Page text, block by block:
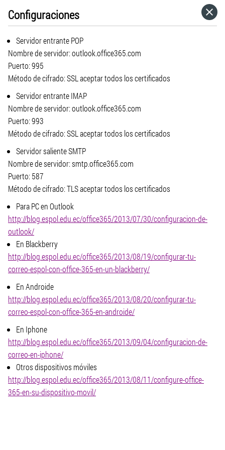
Configuraciones
Servidor entrante POP
Nombre de servidor: outlook.office365.com
Puerto: 995
Método de cifrado: SSL aceptar todos los certificados
Servidor entrante IMAP
Nombre de servidor: outlook.office365.com
Puerto: 993
Método de cifrado: SSL aceptar todos los certificados
Servidor saliente SMTP
Nombre de servidor: smtp.office365.com
Puerto: 587
Método de cifrado: TLS aceptar todos los certificados
Para PC en Outlook
http://blog.espol.edu.ec/office365/2013/07/30/configuracion-de-
outlook/
En Blackberry
http://blog.espol.edu.ec/office365/2013/08/19/configurar-tu-
correo-espol-con-office-365-en-un-blackberry/
En Androide
http://blog.espol.edu.ec/office365/2013/08/20/configurar-tu-
correo-espol-con-office-365-en-androide/
En Iphone
http://blog.espol.edu.ec/office365/2013/09/04/configuracion-de-
correo-en-iphone/
Otros dispositivos móviles
http://blog.espol.edu.ec/office365/2013/08/11/configure-office-
365-en-su-dispositivo-movil/
CATEGORÍAS
IR A